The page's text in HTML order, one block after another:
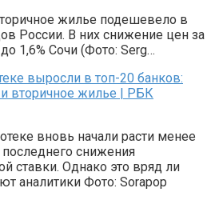
жилье подешевело в
России. В них снижение цен за
1,6% Сочи (Фото: Serg…
выросли в топ-20 банков:
и вторичное жилье | РБК
вновь начали расти менее
снижения
ставки. Однако это вряд ли
аналитики Фото: Sorapop